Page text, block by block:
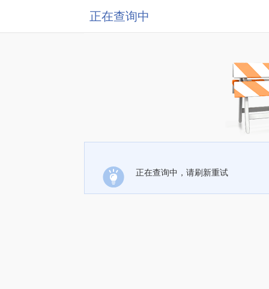
正在查询中
正在查询中，请刷新重试